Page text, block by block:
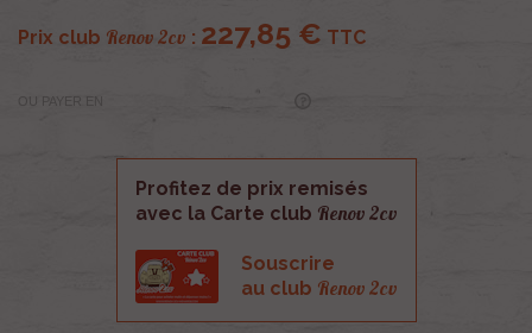
Prix club Renov 2cv : 227,85 € TTC
Profitez de prix remisés
avec la Carte club Renov 2cv
Souscrire
au club Renov 2cv